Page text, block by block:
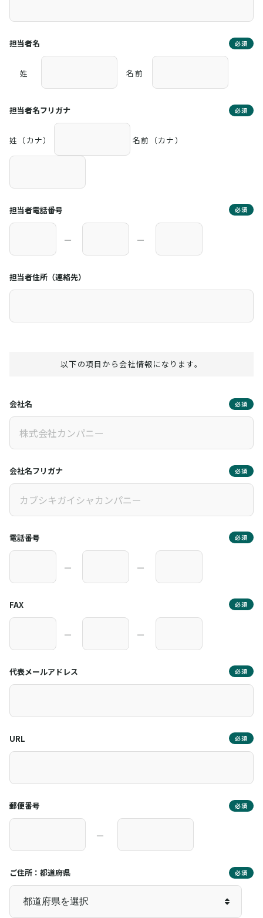
担当者名 必須
姓 名前
担当者名フリガナ 必須
姓（カナ） 名前（カナ）
担当者電話番号 必須
― ―
担当者住所（連絡先）
以下の項目から会社情報になります。
会社名 必須
会社名フリガナ 必須
電話番号 必須
― ―
FAX 必須
― ―
代表メールアドレス 必須
URL 必須
郵便番号 必須
―
ご住所：都道府県 必須